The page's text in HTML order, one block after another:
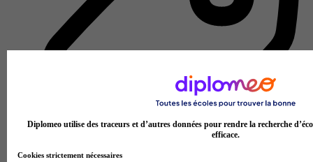
Diplomeo utilise des traceurs et d’autres données pour rendre la recherche
efficace.
Cookies strictement nécessaires